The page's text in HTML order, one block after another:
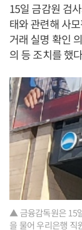
15일 금감원 검
태와 관련해 사
거래 실명 확인
의 등 조치를 했
▲ 금융감독원은 15
을 물어 우리은행 직